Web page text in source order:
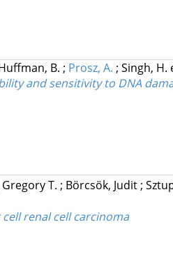
B. ; Prosz, A. ; Singh, H.
and sensitivity to DNA
T. ; Börcsök, Judit;
renal cell carcinoma